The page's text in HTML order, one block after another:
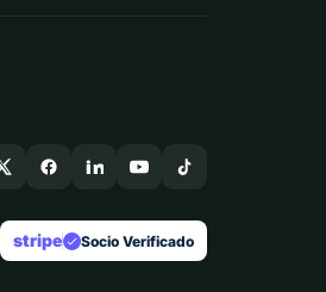
stripe check Socio Verificado